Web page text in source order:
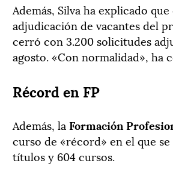
Además, Silva ha explicado
adjudicación de vacantes del
cerró con 3.200 solicitudes
agosto. «Con normalidad», ha
Récord en FP
Además, la Formación
curso de «récord» en el que
títulos y 604 cursos.